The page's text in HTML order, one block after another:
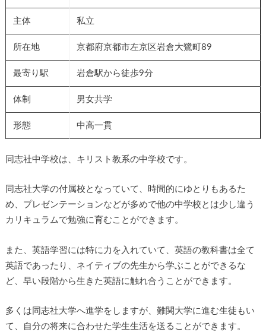
主体 私立
所在地 京都府京都市左京区岩倉大鷺町89
最寄り駅 岩倉駅から徒歩9分
体制 男女共学
形態 中高一貫
同志社中学校は、キリスト教系の中学校です。
同志社大学の付属校となっていて、時間的にゆとりもあるた
め、プレゼンテーションなどが多めで他の中学校とは少し違う
カリキュラムで勉強に育むことができます。
また、英語学習には特に力を入れていて、英語の教科書は全て
英語であったり、ネイティブの先生から学ぶことができるな
ど、早い段階から生きた英語に触れ合うことができます。
多くは同志社大学へ進学をしますが、難関大学に進む生徒もい
て、自分の将来に合わせた学生生活を送ることができます。